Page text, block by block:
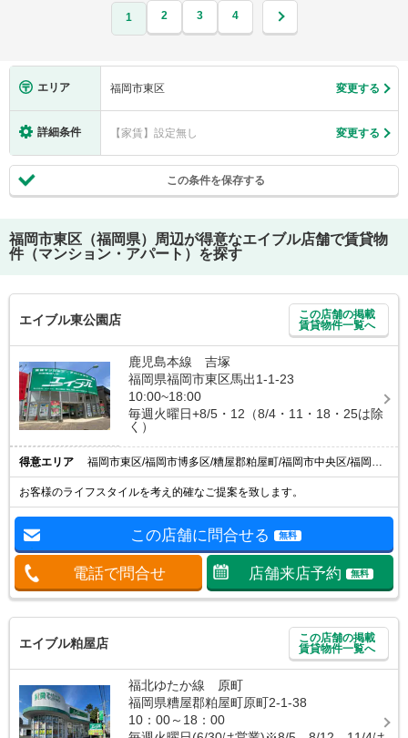
1 2 3 4
エリア 福岡市東区 変更する
詳細条件 【家賃】設定無し 変更する
この条件を保存する
福岡市東区（福岡県）
周辺が得意なエイブル店舗で賃貸物
件（マンション・アパート）を探す
エイブル東公園店
この店舗の掲載
賃貸物件一覧へ
鹿児島本線 吉塚
福岡県福岡市東区馬出1-1-23
10:00~18:00
毎週火曜日+8/5・12（8/4・11・18・25は除
く）
得意エリア 福岡市東区/福岡市博多区/糟屋郡粕屋町/福岡市中央区/福岡市西区
お客様のライフスタイルを考え的確なご提案を致します。
この店舗に問合せる 無料
電話で問合せ 店舗来店予約 無料
エイブル粕屋店
この店舗の掲載
賃貸物件一覧へ
福北ゆたか線 原町
福岡県糟屋郡粕屋町原町2-1-38
10：00～18：00